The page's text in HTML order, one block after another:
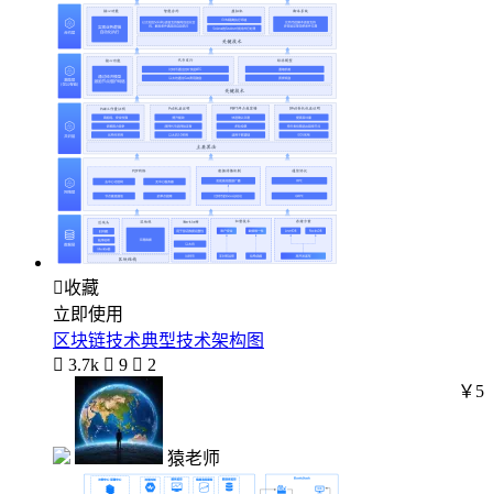
收藏
立即使用
区块链技术典型技术架构图
 3.7k  9  2
猿老师
￥5